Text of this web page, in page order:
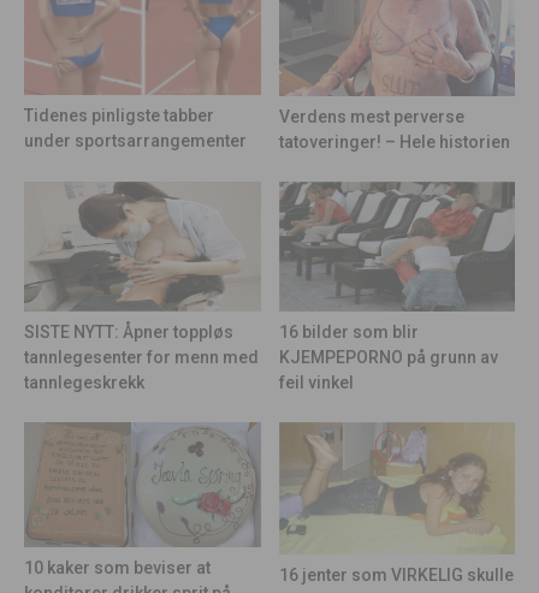
Tidenes pinligste tabber
under sportsarrangementer
Verdens mest perverse
tatoveringer! – Hele historien
SISTE NYTT: Åpner toppløs
tannlegesenter for menn med
tannlegeskrekk
16 bilder som blir
KJEMPEPORNO på grunn av
feil vinkel
10 kaker som beviser at
16 jenter som VIRKELIG skulle